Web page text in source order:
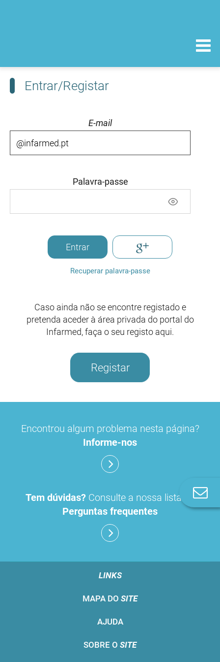
Entrar/Registar
E-mail
Palavra-passe
Entrar
Recuperar palavra-passe
Caso ainda não se encontre registado e
pretenda aceder à área privada do portal do
Infarmed, faça o seu registo aqui.
Registar
Encontrou algum problema nesta página?
Informe-nos
Tem dúvidas? Consulte a nossa lista de
Perguntas frequentes
LINKS
MAPA DO SITE
AJUDA
SOBRE O SITE